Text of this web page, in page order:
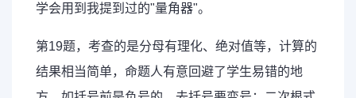
学会用到我提到过的"量角器"。
第19题，考查的是分母有理化、绝对值等，计算的
结果相当简单，命题人有意回避了学生易错的地